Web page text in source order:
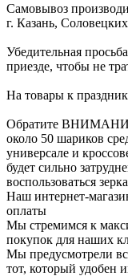
Самовывоз
г. Казань,
Убедительная
приезде, чтобы не
На товары к
Обратите
около 50 шариков
универсале и
будет сильно
воспользоваться
Наш интернет-
оплаты
Мы стремимся к
покупок для наших
Мы предусмотрели
тот, который удобен